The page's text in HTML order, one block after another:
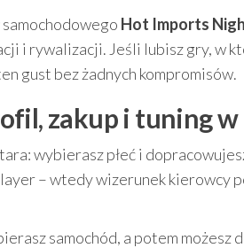
Hot Imports
i rywalizacji. Jeśli lubisz gry, w
gust bez żadnych kompromisów.
zakup i tuning
wybierasz płeć i
– wtedy wizerunek kierowcy
samochód, a potem możesz